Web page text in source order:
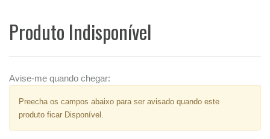
Produto Indisponível
Avise-me quando chegar:
Preecha os campos abaixo para ser avisado quando este
produto ficar Disponível.